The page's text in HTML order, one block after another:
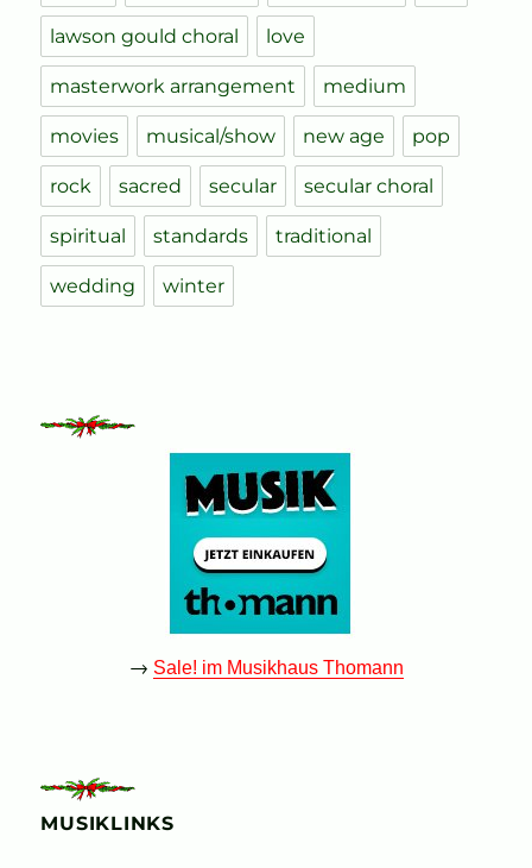
lawson gould choral love
masterwork arrangement medium
movies musical/show new age pop
rock sacred secular secular choral
spiritual standards traditional
wedding winter
→ Sale! im Musikhaus Thomann
MUSIKLINKS